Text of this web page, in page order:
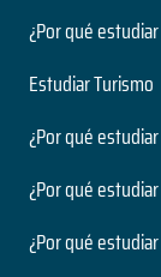
¿Por qué
Estudiar Turismo
¿Por qué
¿Por qué
¿Por qué